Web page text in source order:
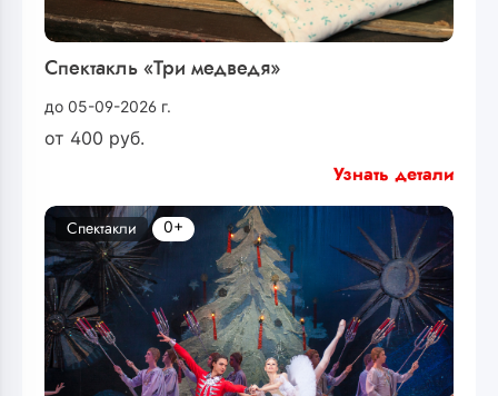
Спектакль «Три медведя»
до 05-09-2026 г.
от 400 руб.
Узнать детали
Спектакли 0+